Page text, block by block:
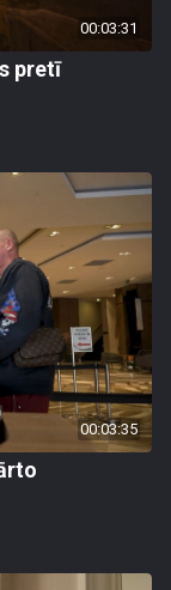
00:03:31
pretī
00:03:35